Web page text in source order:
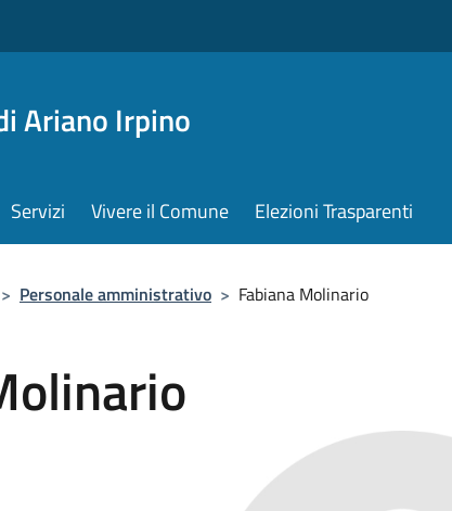
Ariano Irpino
Servizi Vivere il Comune Elezioni Trasparenti
> Personale amministrativo > Fabiana Molinario